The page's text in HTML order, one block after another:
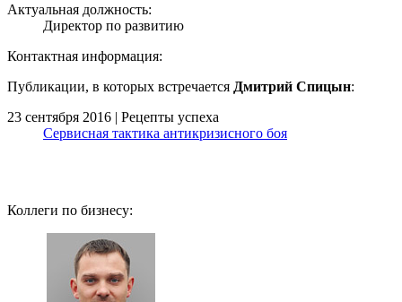
Актуальная должность:
Директор по развитию
Контактная информация:
Публикации, в которых встречается Дмитрий Спицын:
23 сентября 2016 | Рецепты успеха
Сервисная тактика антикризисного боя
Коллеги по бизнесу: